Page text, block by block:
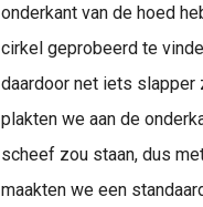
onderkant van de hoed
cirkel geprobeerd te
daardoor net iets slapper
plakten we aan de
scheef zou staan, dus
maakten we een